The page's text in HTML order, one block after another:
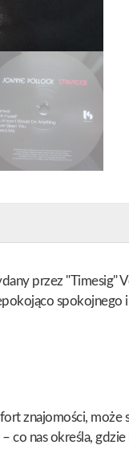
przez "Timesig"
znajomości, może
nas określa, gdzie